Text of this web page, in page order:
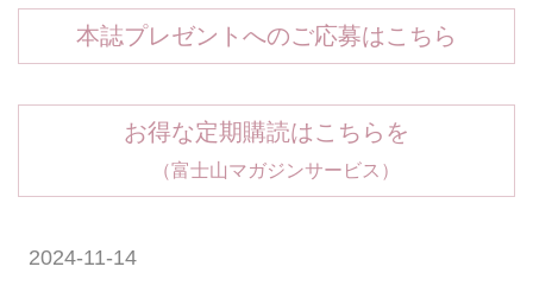
本誌プレゼントへのご応募はこちら
お得な定期購読はこちらを
（富士山マガジンサービス）
2024-11-14